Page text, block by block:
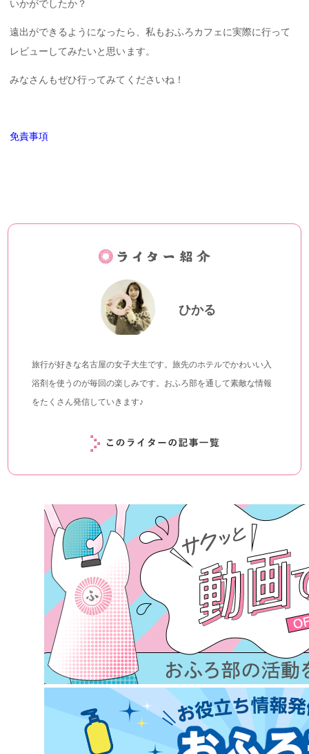
いかがでしたか？
遠出ができるようになったら、私もおふろカフェに実際に行って
レビューしてみたいと思います。
みなさんもぜひ行ってみてくださいね！
免責事項
ひかる
旅行が好きな名古屋の女子大生です。旅先のホテルでかわいい入
浴剤を使うのが毎回の楽しみです。おふろ部を通して素敵な情報
をたくさん発信していきます♪